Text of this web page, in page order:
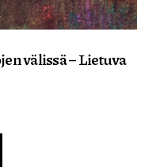
välissä – Lietuva